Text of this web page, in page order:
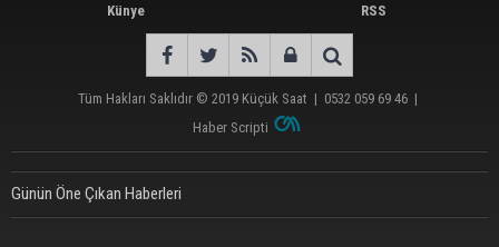
Künye
RSS
Tüm Hakları Saklıdır © 2019 Küçük Saat | 0532 059 69 46 |
Haber Scripti
Günün Öne Çıkan Haberleri